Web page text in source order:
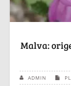
Malva:
ADMIN